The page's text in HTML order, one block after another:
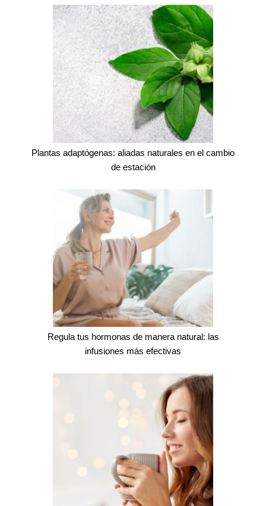
Plantas adaptógenas: aliadas naturales en el cambio
de estación
Regula tus hormonas de manera natural: las
infusiones más efectivas